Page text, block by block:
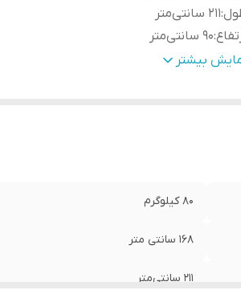
:211 سانتی‌متر
:90 سانتی‌متر
قابل تحمل:250 کیلوگرم
بیشتر
80 کیلوگرم
168 سانتی متر
211 سانتی‌متر